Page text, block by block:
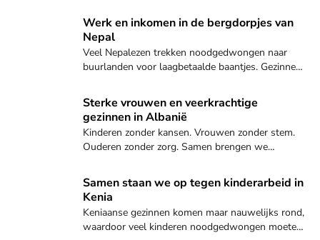
Werk en inkomen in de bergdorpjes van
Nepal
Veel Nepalezen trekken noodgedwongen naar
buurlanden voor laagbetaalde baantjes. Gezinnen
kunnen families samenblijven in hun thuisland.
Sterke vrouwen en veerkrachtige
gezinnen in Albanië
Kinderen zonder kansen. Vrouwen zonder stem.
Ouderen zonder zorg. Samen brengen we
Sterke vrouwen en veerkrachtige gezinnen in Albanië
Samen staan we op tegen kinderarbeid in
Kenia
Keniaanse gezinnen komen maar nauwelijks rond,
waardoor veel kinderen noodgedwongen moeten
Bekijk dit project